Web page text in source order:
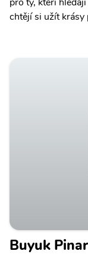
chtějí si užít krásy
Buyuk Pinar